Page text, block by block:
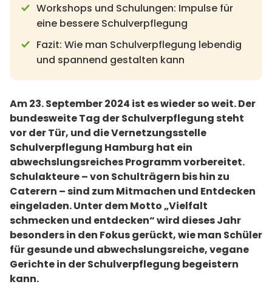
Workshops und Schulungen: Impulse für
eine bessere Schulverpflegung
Fazit: Wie man Schulverpflegung lebendig
und spannend gestalten kann
Am 23. September 2024 ist es wieder so weit. Der
bundesweite Tag der Schulverpflegung steht
vor der Tür, und die Vernetzungsstelle
Schulverpflegung Hamburg hat ein
abwechslungsreiches Programm vorbereitet.
Schulakteure – von Schulträgern bis hin zu
Caterern – sind zum Mitmachen und Entdecken
eingeladen. Unter dem Motto „Vielfalt
schmecken und entdecken“ wird dieses Jahr
besonders in den Fokus gerückt, wie man Schüler
für gesunde und abwechslungsreiche, vegane
Gerichte in der Schulverpflegung begeistern
kann.